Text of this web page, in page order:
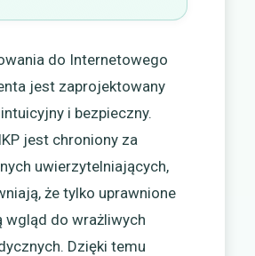
do Internetowego
jest zaprojektowany
intuicyjny i bezpieczny.
jest chroniony za
uwierzytelniających,
że tylko uprawnione
wgląd do wrażliwych
Dzięki temu